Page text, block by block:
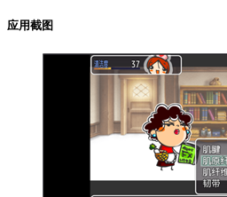
应用截图